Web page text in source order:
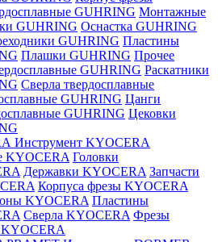
GUHRING Монтажные
GUHRING Оснастка GUHRING
GUHRING Пластины
Плашки GUHRING Прочее
GUHRING Раскатники
Сверла твердосплавные
GUHRING Цанги
GUHRING Цековки
Инструмент KYOCERA
KYOCERA Головки
Державки KYOCERA Запчасти
Корпуса фрезы KYOCERA
KYOCERA Пластины
Сверла KYOCERA Фрезы